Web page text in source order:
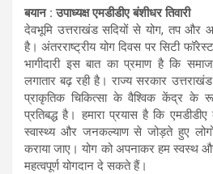
बयान : उपाध्यक्ष एमडीडीए बंशीधर तिवारी
देवभूमि उत्तराखंड सदियों से योग, तप और
है। अंतरराष्ट्रीय योग दिवस पर सिटी
भागीदारी इस बात का प्रमाण है कि
लगातार बढ़ रही है। राज्य सरकार
प्राकृतिक चिकित्सा के वैश्विक केंद्र के
प्रतिबद्ध है। हमारा प्रयास है कि
स्वास्थ्य और जनकल्याण से जोड़ते हुए
कराया जाए। योग को अपनाकर हम स्वस्थ
महत्वपूर्ण योगदान दे सकते हैं।